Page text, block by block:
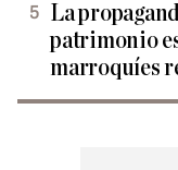
La
patrimonio
marroquíes